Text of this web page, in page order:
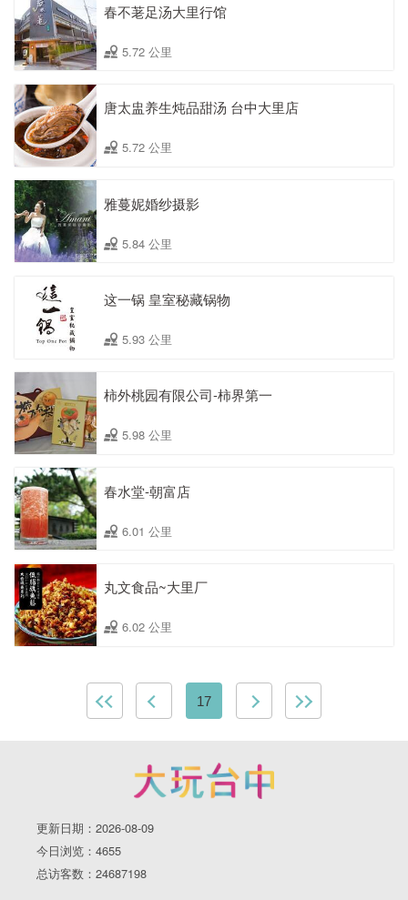
春不荖足汤大里行馆
5.72 公里
唐太盅养生炖品甜汤 台中大里店
5.72 公里
雅蔓妮婚纱摄影
5.84 公里
这一锅 皇室秘藏锅物
5.93 公里
柿外桃园有限公司-柿界第一
5.98 公里
春水堂-朝富店
6.01 公里
丸文食品~大里厂
6.02 公里
17
更新日期：2026-08-09
今日浏览：4655
总访客数：24687198